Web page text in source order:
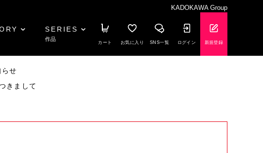
KADOKAWA Group
SERIES
作品
カート お気に入り SNS一覧 ログイン 新規登録
せ
きまして